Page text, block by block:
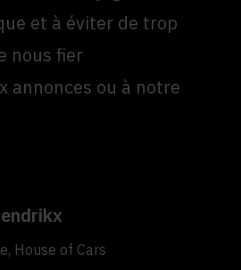
et à éviter de trop
nous fier
annonces ou à notre
House of Cars